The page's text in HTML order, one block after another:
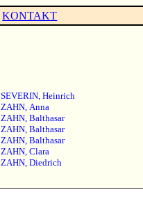
KONTAKT
SEVERIN, Heinrich
ZAHN, Anna
ZAHN, Balthasar
ZAHN, Balthasar
ZAHN, Balthasar
ZAHN, Clara
ZAHN, Diedrich